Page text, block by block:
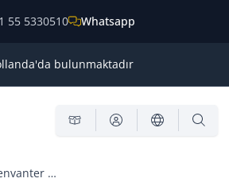
bulunmaktadır
55 5330510 Whatsapp
En uygun envanter yönetimi